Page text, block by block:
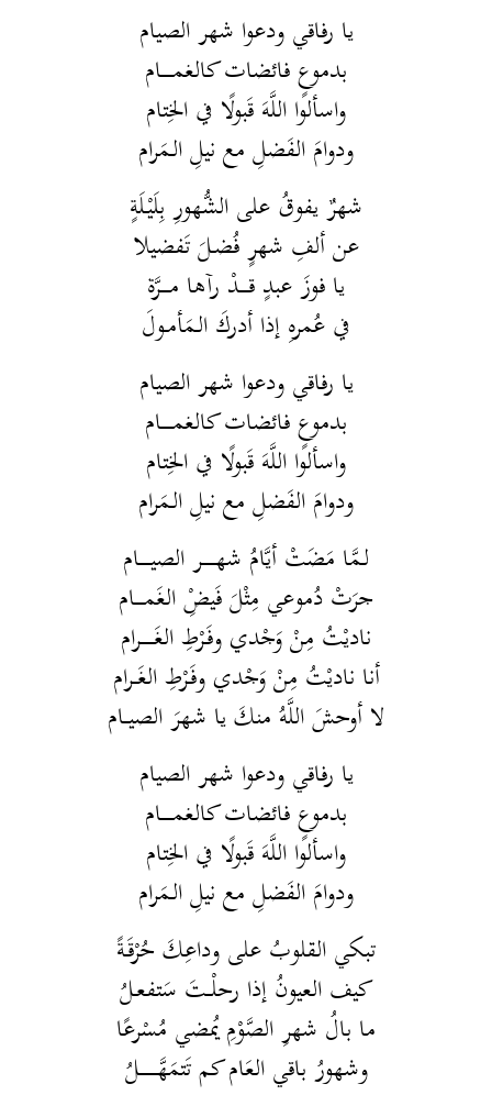
يا رفاقي ودعوا شهر الصيام
بدموعٍ فائضات كالغمـــــام
واسألوا اللَّهَ قَبولًا في الخِتام
ودوامَ الفَضلِ مع نيلِ الـمَرام
شهرٌ يفوقُ على الشُّهورِ بِلَيْلَةٍ
عن ألفِ شهرٍ فُضـلَ تَفضيلا
يا فوزَ عبدٍ قــــدْ رآها مــــرَّة
في عُمرهِ إذا أدركَ الـمَأمـولَ
يا رفاقي ودعوا شهر الصيام
بدموعٍ فائضات كالغمـــــام
واسألوا اللَّهَ قَبولًا في الخِتام
ودوامَ الفَضلِ مع نيلِ الـمَرام
لـمَّا مَضَتْ أيَّامُ شهــــــر الصيـــــام
جرَتْ دُموعي مِثْلَ فَيضِْ الغَمــــام
ناديْتُ مِنْ وَجْدي وفَرْطِ الغَــــــرام
أنا ناديْتُ مِنْ وَجْدي وفَرْطِ الغَــرام
لا أوحشَ اللَّهُ منكَ يا شهرَ الصيــام
يا رفاقي ودعوا شهر الصيام
بدموعٍ فائضات كالغمـــــام
واسألوا اللَّهَ قَبولًا في الخِتام
ودوامَ الفَضلِ مع نيلِ الـمَرام
تبكي القلوبُ على وداعِكَ حُرْقَـةً
كيف العيونُ إذا رحلْــتَ سَتفعـلُ
ما بالُ شهرِ الصَّوْمِ يُمضي مُسْرعًا
وشهورُ باقي العَام كم تَتمَهَّــــــــلُ